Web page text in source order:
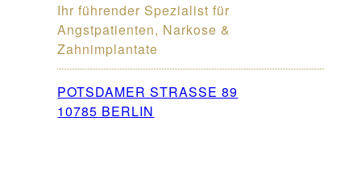
Ihr führender Spezialist für
Angstpatienten, Narkose &
Zahnimplantate
POTSDAMER STRASSE 89
10785 BERLIN